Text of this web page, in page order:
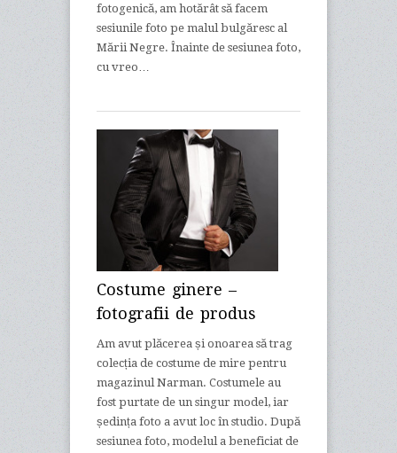
fotogenică, am hotărât să facem
sesiunile foto pe malul bulgăresc al
Mării Negre. Înainte de sesiunea foto,
cu vreo…
Costume ginere –
fotografii de produs
Am avut plăcerea și onoarea să trag
colecția de costume de mire pentru
magazinul Narman. Costumele au
fost purtate de un singur model, iar
ședința foto a avut loc în studio. După
sesiunea foto, modelul a beneficiat de